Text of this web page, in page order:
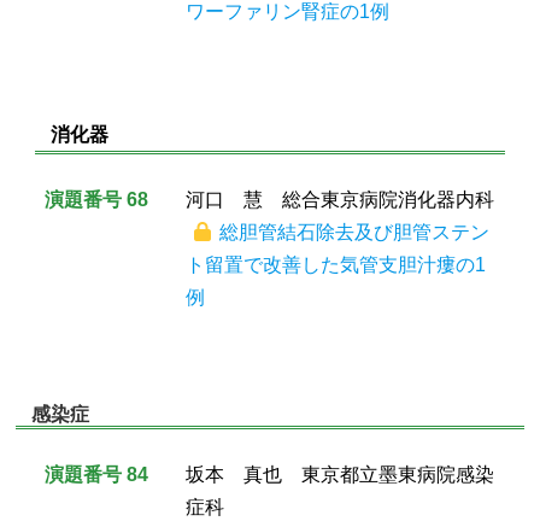
ワーファリン腎症の1例
消化器
演題番号 68
河口 慧 総合東京病院消化器内科
総胆管結石除去及び胆管ステン
ト留置で改善した気管支胆汁瘻の1
例
感染症
演題番号 84
坂本 真也 東京都立墨東病院感染
症科